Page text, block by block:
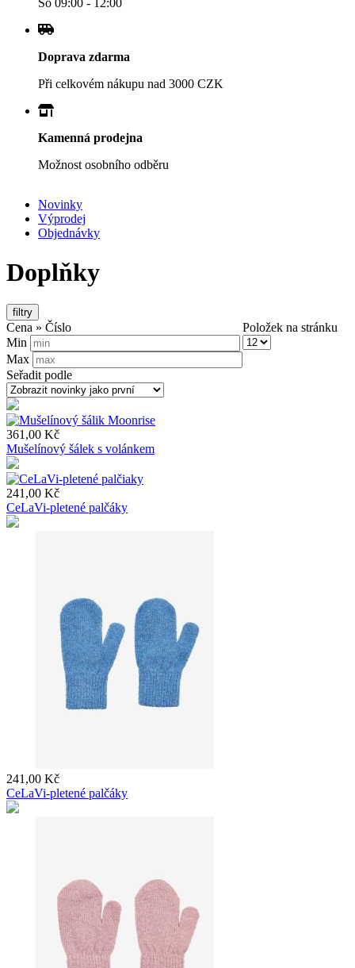
So 09:00 - 12:00
Doprava zdarma
Při celkovém nákupu nad 3000 CZK
Kamenná prodejna
Možnost osobního odběru
Secondary
navigation
Novinky
Výprodej
Objednávky
Doplňky
filtry
Cena » Číslo
Min
Max
Položek na stránku
Seřadit podle
361,00 Kč
Mušelínový šálek s volánkem
241,00 Kč
CeLaVi-pletené palčáky
241,00 Kč
CeLaVi-pletené palčáky